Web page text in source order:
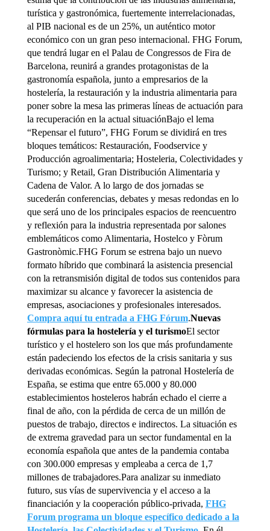
turística y gastronómica, fuertemente interrelacionadas,
al PIB nacional es de un 25%, un auténtico motor
económico con un gran peso internacional. FHG Forum,
que tendrá lugar en el Palau de Congressos de Fira de
Barcelona, reunirá a grandes protagonistas de la
gastronomía española, junto a empresarios de la
hostelería, la restauración y la industria alimentaria para
poner sobre la mesa las primeras líneas de actuación para
la recuperación en la actual situaciónBajo el lema
“Repensar el futuro”, FHG Forum se dividirá en tres
bloques temáticos: Restauración, Foodservice y
Producción agroalimentaria; Hosteleria, Colectividades y
Turismo; y Retail, Gran Distribución Alimentaria y
Cadena de Valor. A lo largo de dos jornadas se
sucederán conferencias, debates y mesas redondas en lo
que será uno de los principales espacios de reencuentro
y reflexión para la industria representada por salones
emblemáticos como Alimentaria, Hostelco y Fòrum
Gastronòmic.FHG Forum se estrena bajo un nuevo
formato híbrido que combinará la asistencia presencial
con la retransmisión digital de todos sus contenidos para
maximizar su alcance y favorecer la asistencia de
empresas, asociaciones y profesionales interesados.
Compra aquí tu entrada a FHG Fórum.Nuevas
fórmulas para la hostelería y el turismoEl sector
turístico y el hostelero son los que más profundamente
están padeciendo los efectos de la crisis sanitaria y sus
derivadas económicas. Según la patronal Hostelería de
España, se estima que entre 65.000 y 80.000
establecimientos hosteleros habrán echado el cierre a
final de año, con la pérdida de cerca de un millón de
puestos de trabajo, directos e indirectos. La situación es
de extrema gravedad para un sector fundamental en la
economía española que antes de la pandemia contaba
con 300.000 empresas y empleaba a cerca de 1,7
millones de trabajadores.Para analizar su inmediato
futuro, sus vías de supervivencia y el acceso a la
financiación y la cooperación público-privada, FHG
Forum programa un bloque específico dedicado a la